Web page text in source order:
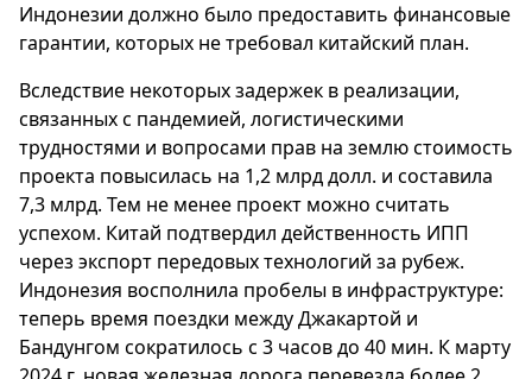
Индонезии должно было предоставить финансовые
гарантии, которых не требовал китайский план.
Вследствие некоторых задержек в реализации,
связанных с пандемией, логистическими
трудностями и вопросами прав на землю стоимость
проекта повысилась на 1,2 млрд долл. и составила
7,3 млрд. Тем не менее проект можно считать
успехом. Китай подтвердил действенность ИПП
через экспорт передовых технологий за рубеж.
Индонезия восполнила пробелы в инфраструктуре:
теперь время поездки между Джакартой и
Бандунгом сократилось с 3 часов до 40 мин. К марту